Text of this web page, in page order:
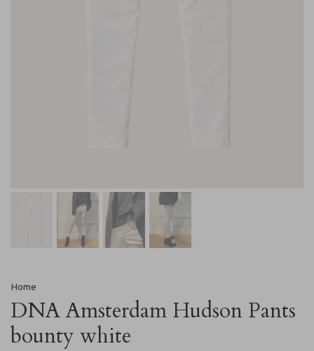
Home
DNA Amsterdam Hudson Pants
bounty white